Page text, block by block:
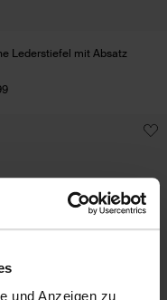
und Anzeigen zu
Lederstiefel mit Absatz